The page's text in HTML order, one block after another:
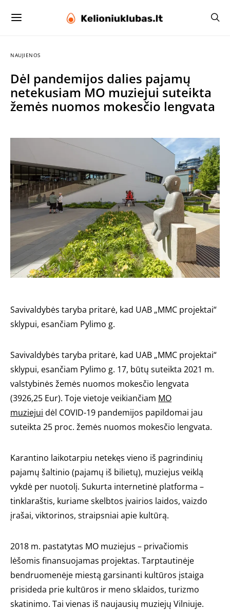
NAUJIENOS
Dėl pandemijos dalies pajamų
netekusiam MO muziejui suteikta
žemės nuomos mokesčio lengvata
Savivaldybės taryba pritarė, kad UAB „MMC projektai“
sklypui, esančiam Pylimo g.
Savivaldybės taryba pritarė, kad UAB „MMC projektai“
sklypui, esančiam Pylimo g. 17, būtų suteikta 2021 m.
valstybinės žemės nuomos mokesčio lengvata
(3926,25 Eur). Toje vietoje veikiančiam MO
muziejui dėl COVID-19 pandemijos papildomai jau
suteikta 25 proc. žemės nuomos mokesčio lengvata.
Karantino laikotarpiu netekęs vieno iš pagrindinių
pajamų šaltinio (pajamų iš bilietų), muziejus veiklą
vykdė per nuotolį. Sukurta internetinė platforma –
tinklaraštis, kuriame skelbtos įvairios laidos, vaizdo
įrašai, viktorinos, straipsniai apie kultūrą.
2018 m. pastatytas MO muziejus – privačiomis
lėšomis finansuojamas projektas. Tarptautinėje
bendruomenėje miestą garsinanti kultūros įstaiga
prisideda prie kultūros ir meno sklaidos, turizmo
skatinimo. Tai vienas iš naujausių muziejų Vilniuje.